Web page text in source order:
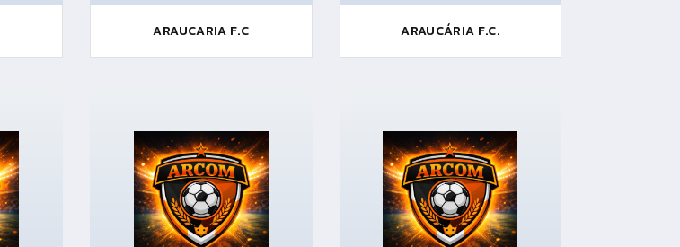
ARAUCARIA F.C ARAUCÁRIA F.C.